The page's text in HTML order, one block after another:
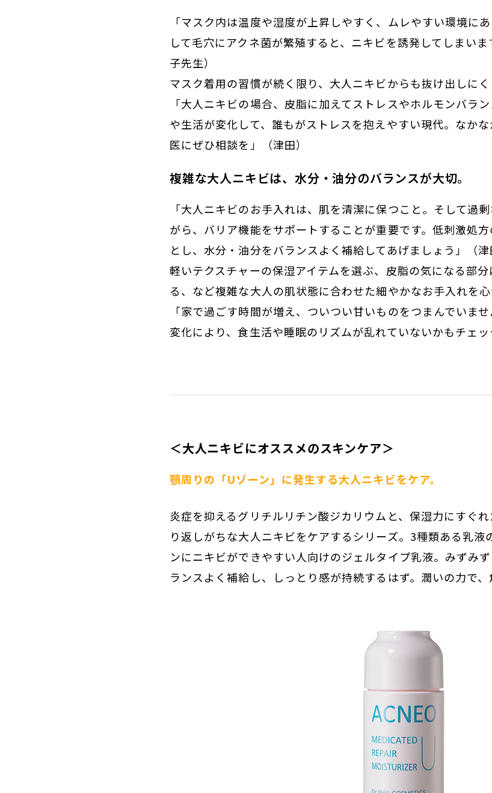
「マスク内は温度や湿度が上昇しやすく、ムレやすい環境に
して毛穴にアクネ菌が繁殖すると、ニキビを誘発してしまい
子先生）
マスク着用の習慣が続く限り、大人ニキビからも抜け出しにく
「大人ニキビの場合、皮脂に加えてストレスやホルモンバラ
や生活が変化して、誰もがストレスを抱えやすい現代。なか
医にぜひ相談を」（津田）
複雑な大人ニキビは、水分・油分のバランスが大切。
「大人ニキビのお手入れは、肌を清潔に保つこと。そして過
がら、バリア機能をサポートすることが重要です。低刺激処
とし、水分・油分をバランスよく補給してあげましょう」（津
軽いテクスチャーの保湿アイテムを選ぶ、皮脂の気になる部
る、など複雑な大人の肌状態に合わせた細やかなお手入れを心
「家で過ごす時間が増え、ついつい甘いものをつまんでいま
変化により、食生活や睡眠のリズムが乱れていないかもチェッ
＜大人ニキビにオススメのスキンケア＞
顎周りの「Uゾーン」に発生する大人ニキビをケア。
炎症を抑えるグリチルリチン酸ジカリウムと、保湿力にすぐ
り返しがちな大人ニキビをケアするシリーズ。3種類ある乳液
ンにニキビができやすい人向けのジェルタイプ乳液。みずみ
ランスよく補給し、しっとり感が持続するはず。潤いの力で、